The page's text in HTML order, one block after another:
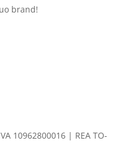
brand!
10962800016 | REA TO-